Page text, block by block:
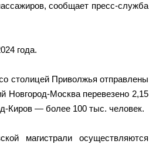
сообщает пресс-служба
года.
столицей Приволжья отправлены
Новгород-Москва перевезено 2,15
Киров — более 100 тыс. человек.
магистрали осуществляются